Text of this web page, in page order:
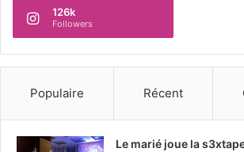
126k
Followers
Populaire Récent
Le marié joue la